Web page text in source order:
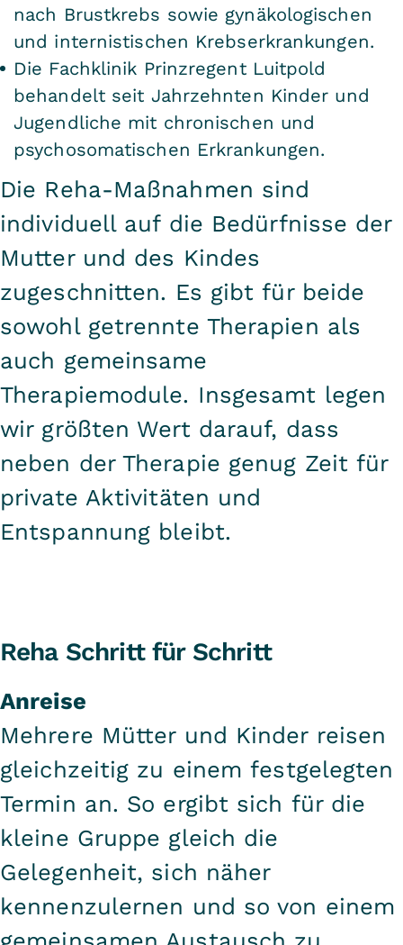
nach Brustkrebs sowie gynäkologischen
und internistischen Krebserkrankungen.
Die Fachklinik Prinzregent Luitpold
behandelt seit Jahrzehnten Kinder und
Jugendliche mit chronischen und
psychosomatischen Erkrankungen.
Die Reha-Maßnahmen sind
individuell auf die Bedürfnisse der
Mutter und des Kindes
zugeschnitten. Es gibt für beide
sowohl getrennte Therapien als
auch gemeinsame
Therapiemodule. Insgesamt legen
wir größten Wert darauf, dass
neben der Therapie genug Zeit für
private Aktivitäten und
Entspannung bleibt.
Reha Schritt für Schritt
Anreise
Mehrere Mütter und Kinder reisen
gleichzeitig zu einem festgelegten
Termin an. So ergibt sich für die
kleine Gruppe gleich die
Gelegenheit, sich näher
kennenzulernen und so von einem